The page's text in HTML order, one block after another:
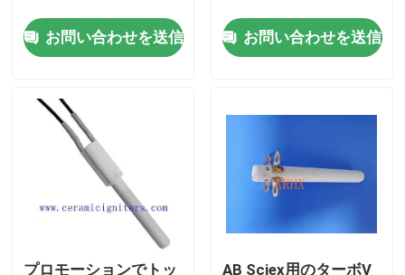
家へ
プロダクト
お問い合わせを送信 お問い合わせを送信
プロモーションでトッ
AB Sciex用のターボV